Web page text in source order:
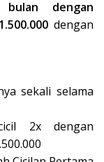
dengan
dengan
sekali selama
2x dengan